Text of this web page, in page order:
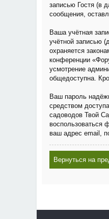
записью Гостя (в
сообщения,
Ваша учётная
учётной записью
охраняется
конференции
усмотрение
общедоступна.
Ваш пароль
средством
садоводов Твой
воспользоваться
ваш адрес email,
Вернуться на